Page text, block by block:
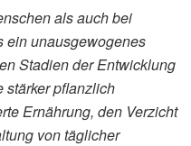
als auch bei
ein unausgewogenes
Stadien der Entwicklung
stärker pflanzlich
Ernährung, den Verzicht
von täglicher